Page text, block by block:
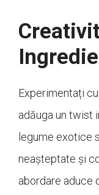
Experimentați
adăuga un twist
legume exotice
neașteptate și
abordare aduce